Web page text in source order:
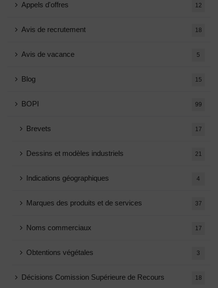
Appels d'offres 12
Avis de recrutement 18
Avis de vacance 5
Blog 15
BOPI 99
Brevets 17
Dessins et modèles industriels 21
Indications géographiques 4
Marques des produits et de services 37
Noms commerciaux 17
Obtentions végétales 3
Décisions Comission Supérieure de Recours 18